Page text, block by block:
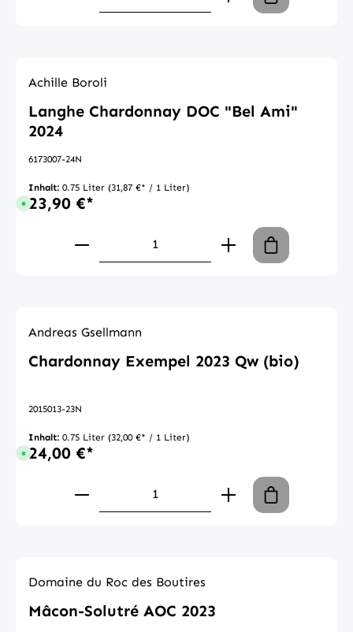
Achille Boroli
Langhe Chardonnay DOC "Bel Ami"
2024
6173007-24N
Inhalt: 0.75 Liter (31,87 €* / 1 Liter)
Sofort verfügbar, Lieferzeit: 1-3 Tage
23,90 €*
Produkt Anzahl: Gib den
Andreas Gsellmann
Chardonnay Exempel 2023 Qw (bio)
2015013-23N
Inhalt: 0.75 Liter (32,00 €* / 1 Liter)
Sofort verfügbar, Lieferzeit: 1-3 Tage
24,00 €*
Produkt Anzahl: Gib den
Domaine du Roc des Boutires
Mâcon-Solutré AOC 2023